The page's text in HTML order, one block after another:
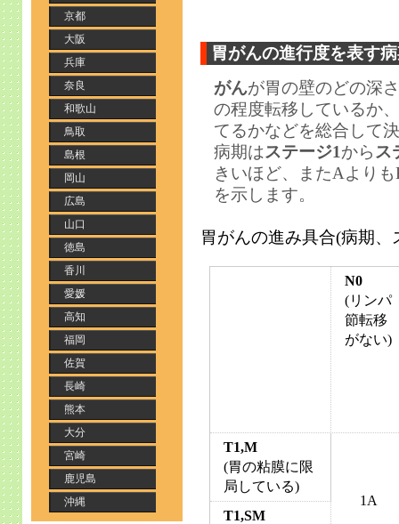
胃がんの進行度を表す
がんが胃の壁のどの深
の程度転移しているか
てるかなどを総合して
病期はステージ1から ス
きいほど、またAより
を示します。
胃がんの進み具合(病期、
N0
(リンパ
節転移
がない)
T1,M
(胃の粘膜に限
局している)
1A
T1,SM
京都
大阪
兵庫
奈良
和歌山
鳥取
島根
岡山
広島
山口
徳島
香川
愛媛
高知
福岡
佐賀
長崎
熊本
大分
宮崎
鹿児島
沖縄